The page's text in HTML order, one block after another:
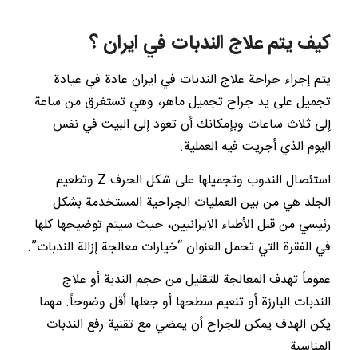
كيف يتم علاج الندبات في ايران ؟
يتم إجراء جراحة علاج الندبات في ايران عادة في عيادة
تجميل على يد جراح تجميل ماهر، وهي تستغرق من ساعة
إلى ثلاث ساعات وبإمكانك أن تعود إلى البيت في نفس
اليوم الذي أجريت فيه العملية.
استئصال الندوب وتجميلها على شكل الحرف Z وتطعيم
الجلد هي من بين العمليات الجراحية المستخدمة بشكل
رئيسي من قبل الأطباء الايرانيين، حيث سيتم توضيحها كلها
في الفقرة التي تحمل العنوان “خيارات معالجة إزالة الندبات”.
عموماً تهدف المعالجة للتقليل من حجم الندبة أو علاج
الندبات البارزة أو تنعيم سطحها أو جعلها أقل وضوحاً. مهما
يكن الهدف يمكن للجراح أن يمضي مع تقنية رفع الندبات